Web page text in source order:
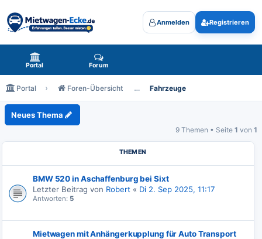
Mietwagen-Ecke.de - das Forum rund um Mietwagen Anmelden Registrieren
Portal Forum
Portal Foren-Übersicht Fahrzeuge
Fahrzeuge
Neues Thema
9 Themen • Seite 1 von 1
THEMEN
BMW 520 in Aschaffenburg bei Sixt
Letzter Beitrag von Robert « Di 2. Sep 2025, 11:17
Antworten: 5
Mietwagen mit Anhängerkupplung für Auto Transport